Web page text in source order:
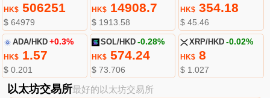
HK$506251
$ 64979
HK$ 14908.7
$ 1913.58
HK$354.18
$ 45.46
ADA/HKD +0.3%
HK$1.57
$ 0.201
SOL/HKD -0.28%
HK$ 574.24
$ 73.706
XRP/HKD -0.02%
HK$8
$ 1.027
以太坊交易所最好的以太坊交易所